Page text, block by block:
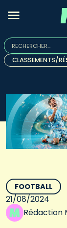
Rechercher :
Quand les
CLASSEMENTS/
FOOTBALL
21/08/2024
Rédaction